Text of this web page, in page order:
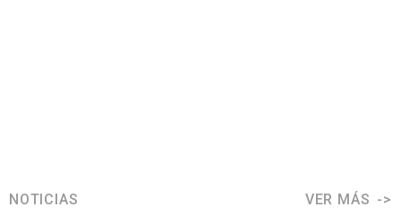
NOTICIAS VER MÁS